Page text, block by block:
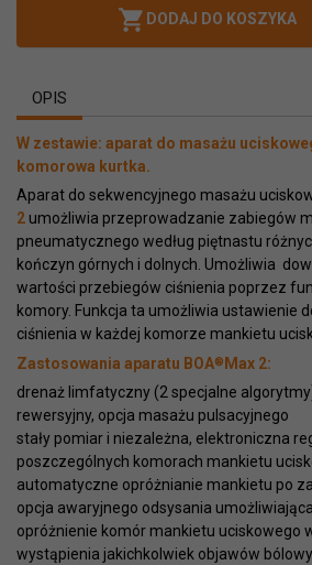
 DODAJ DO KOSZYKA
OPIS
W zestawie: aparat do masażu
komorowa kurtka.
Aparat do sekwencyjnego masażu
2 umożliwia przeprowadzanie zabiegów
pneumatycznego według piętnastu
kończyn górnych i dolnych. Umożliwia
wartości przebiegów ciśnienia poprzez
komory. Funkcja ta umożliwia ustawienie
ciśnienia w każdej komorze mankietu
Zastosowania aparatu BOA® Max 2:
drenaż limfatyczny (2 specjalne
rewersyjny, opcja masażu pulsacyjnego
stały pomiar i niezależna, elektroniczna
poszczególnych komorach mankietu
automatyczne opróżnianie mankietu po
opcja awaryjnego odsysania
opróżnienie komór mankietu uciskowego
wystąpienia jakichkolwiek objawów